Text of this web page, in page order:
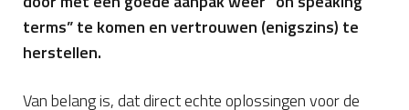
terms” te komen en vertrouwen (enigszins) te
herstellen.
Van belang is, dat direct echte oplossingen voor de